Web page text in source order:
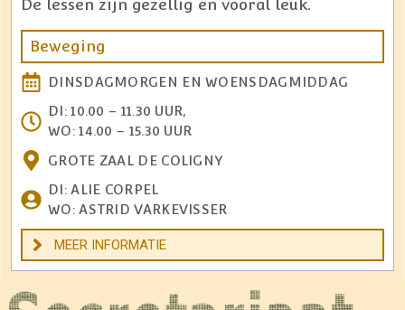
De lessen zijn gezellig en vooral leuk.
Beweging
DINSDAGMORGEN EN WOENSDAGMIDDAG
DI: 10.00 – 11.30 UUR,
WO: 14.00 – 15.30 UUR
GROTE ZAAL DE COLIGNY
DI: ALIE CORPEL
WO: ASTRID VARKEVISSER
MEER INFORMATIE